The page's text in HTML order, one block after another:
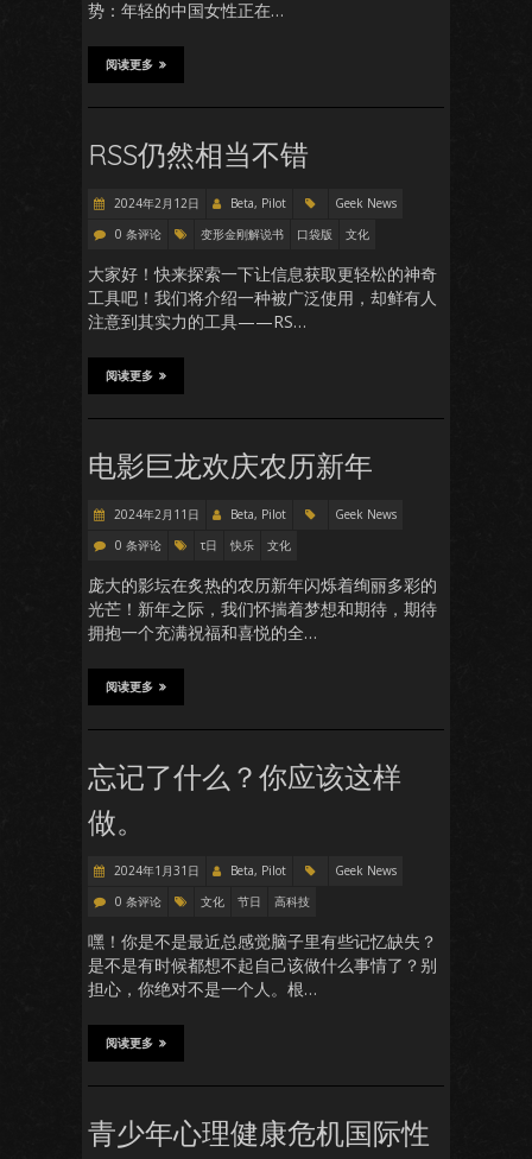
势：年轻的中国女性正在…
阅读更多
RSS仍然相当不错
2024年2月12日 Beta, Pilot
Geek News
0 条评论
变形金刚解说书 口袋版 文化
大家好！快来探索一下让信息获取更轻松的神奇
工具吧！我们将介绍一种被广泛使用，却鲜有人
注意到其实力的工具——RS…
阅读更多
电影巨龙欢庆农历新年
2024年2月11日 Beta, Pilot
Geek News
0 条评论
τ日 快乐 文化
庞大的影坛在炙热的农历新年闪烁着绚丽多彩的
光芒！新年之际，我们怀揣着梦想和期待，期待
拥抱一个充满祝福和喜悦的全…
阅读更多
忘记了什么？你应该这样
做。
2024年1月31日 Beta, Pilot
Geek News
0 条评论
文化 节日 高科技
嘿！你是不是最近总感觉脑子里有些记忆缺失？
是不是有时候都想不起自己该做什么事情了？别
担心，你绝对不是一个人。根…
阅读更多
青少年心理健康危机国际性